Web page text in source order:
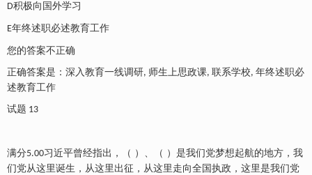
D积极向国外学习
E年终述职必述教育工作
您的答案不正确
正确答案是：深入教育一线调研, 师生上思政课, 联系学校, 年终述职必
述教育工作
试题 13
满分5.00习近平曾经指出，（ ）、（ ）是我们党梦想起航的地方，我
们党从这里诞生，从这里出征，从这里走向全国执政，这里是我们党